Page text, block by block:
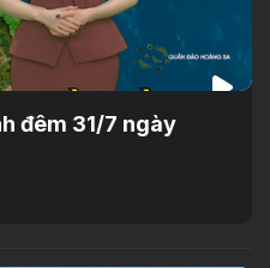
đêm 31/7 ngày